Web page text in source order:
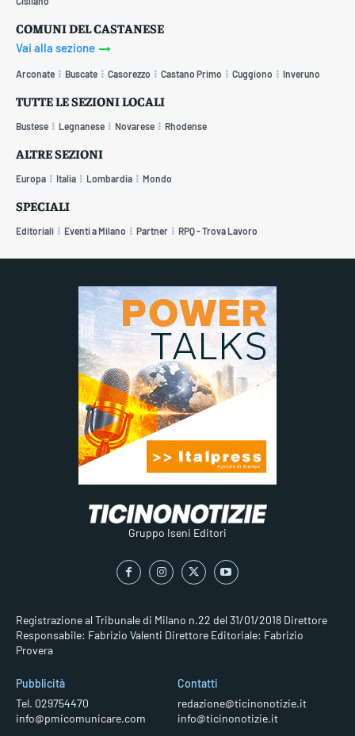
COMUNI DEL CASTANESE
Vai alla sezione
Arconate Buscate Casorezzo Castano Primo Cuggiono Inveruno
TUTTE LE SEZIONI LOCALI
Bustese Legnanese Novarese Rhodense
ALTRE SEZIONI
Europa Italia Lombardia Mondo
SPECIALI
Editoriali Eventi a Milano Partner RPQ - Trova Lavoro
Gruppo Iseni Editori
Registrazione al Tribunale di Milano n.22 del 31/01/2018 Direttore
Responsabile: Fabrizio Valenti Direttore Editoriale: Fabrizio
Provera
Pubblicità
Tel. 029754470
info@pmicomunicare.com
Contatti
redazione@ticinonotizie.it
info@ticinonotizie.it